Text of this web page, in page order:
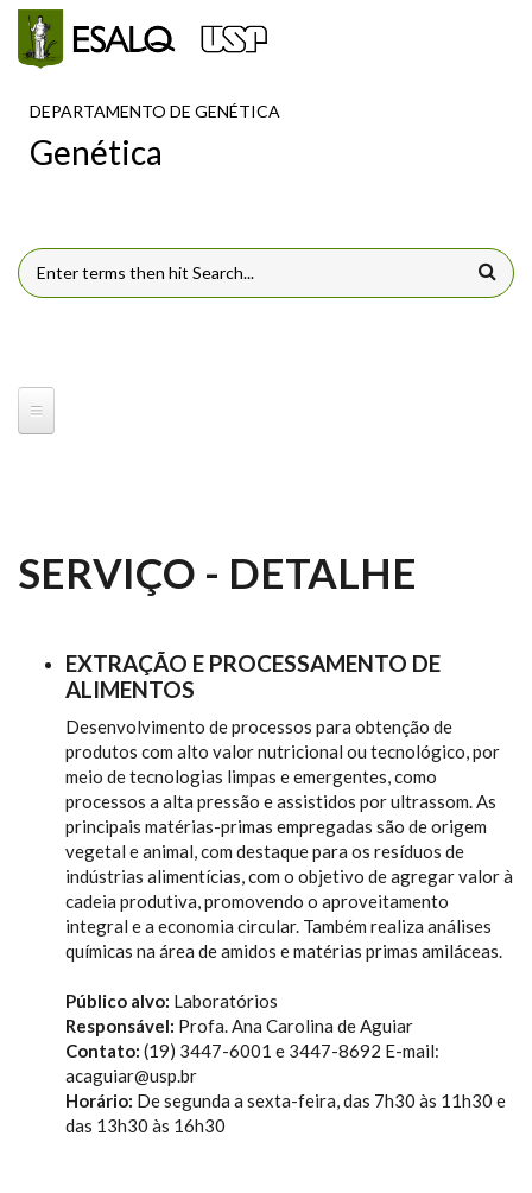
Pular para o conteúdo principal
DEPARTAMENTO DE GENÉTICA
Genética
FORMULÁRIO DE BUSCA
SERVIÇO - DETALHE
EXTRAÇÃO E PROCESSAMENTO DE
ALIMENTOS
Desenvolvimento de processos para obtenção de
produtos com alto valor nutricional ou tecnológico, por
meio de tecnologias limpas e emergentes, como
processos a alta pressão e assistidos por ultrassom. As
principais matérias-primas empregadas são de origem
vegetal e animal, com destaque para os resíduos de
indústrias alimentícias, com o objetivo de agregar valor à
cadeia produtiva, promovendo o aproveitamento
integral e a economia circular. Também realiza análises
químicas na área de amidos e matérias primas amiláceas.
Público alvo: Laboratórios
Responsável: Profa. Ana Carolina de Aguiar
Contato: (19) 3447-6001 e 3447-8692 E-mail:
acaguiar@usp.br
Horário: De segunda a sexta-feira, das 7h30 às 11h30 e
das 13h30 às 16h30